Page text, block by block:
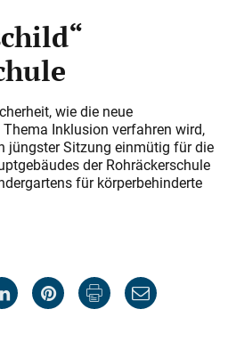
wie die neue
Inklusion verfahren wird,
jüngster Sitzung einmütig für die
der Rohr­äckerschule
für körperbehinderte